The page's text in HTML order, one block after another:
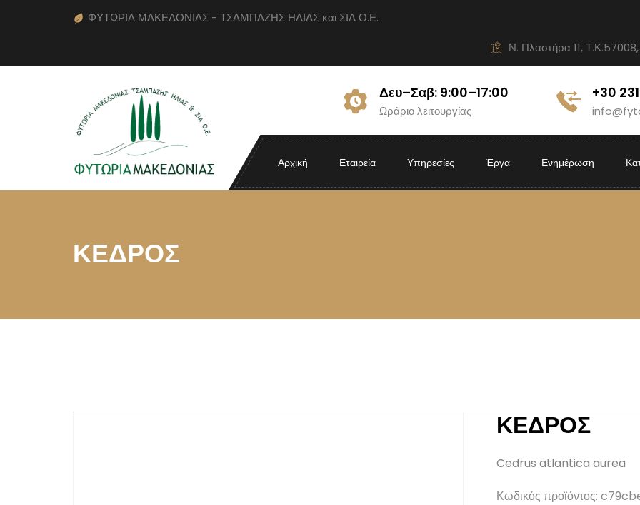
ΦΥΤΩΡΙΑ ΜΑΚΕΔΟΝΙΑΣ - ΤΣΑΜΠΑΖΗΣ ΗΛΙΑΣ και ΣΙΑ Ο.Ε.
Ν. Πλαστήρα 11,
Δευ–Σαβ: 9:00–17:00
Ωράριο λειτουργίας
+30
Αρχική Εταιρεία Υπηρεσίες Έργα Ενημέρωση
ΚΕΔΡΟΣ
ΚΕΔΡΟΣ
Cedrus atlantica aurea
Κωδικός προϊόντος: